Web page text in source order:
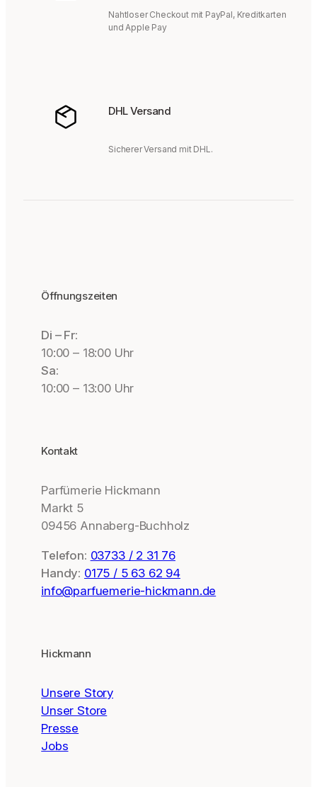
Nahtloser Checkout mit PayPal, Kreditkarten
und Apple Pay
DHL Versand
Sicherer Versand mit DHL.
Öffnungszeiten
Di – Fr:
10:00 – 18:00 Uhr
Sa:
10:00 – 13:00 Uhr
Kontakt
Parfümerie Hickmann
Markt 5
09456 Annaberg-Buchholz
Telefon: 03733 / 2 31 76
Handy: 0175 / 5 63 62 94
info@parfuemerie-hickmann.de
Hickmann
Unsere Story
Unser Store
Presse
Jobs